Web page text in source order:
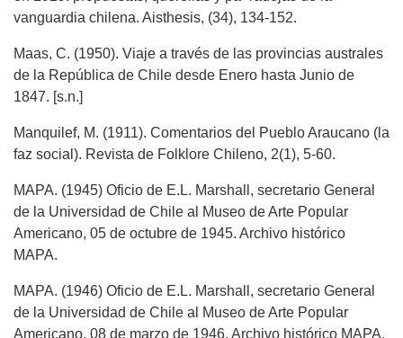
vanguardia chilena. Aisthesis, (34), 134-152.
Maas, C. (1950). Viaje a través de las provincias australes
de la República de Chile desde Enero hasta Junio de
1847. [s.n.]
Manquilef, M. (1911). Comentarios del Pueblo Araucano (la
faz social). Revista de Folklore Chileno, 2(1), 5-60.
MAPA. (1945) Oficio de E.L. Marshall, secretario General
de la Universidad de Chile al Museo de Arte Popular
Americano, 05 de octubre de 1945. Archivo histórico
MAPA.
MAPA. (1946) Oficio de E.L. Marshall, secretario General
de la Universidad de Chile al Museo de Arte Popular
Americano, 08 de marzo de 1946. Archivo histórico MAPA.